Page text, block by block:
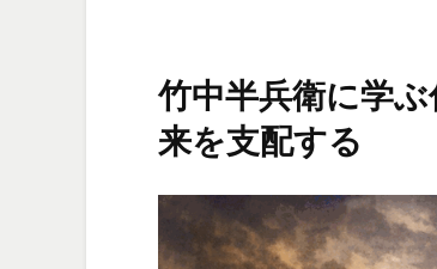
竹中半兵衛に学
来を支配する